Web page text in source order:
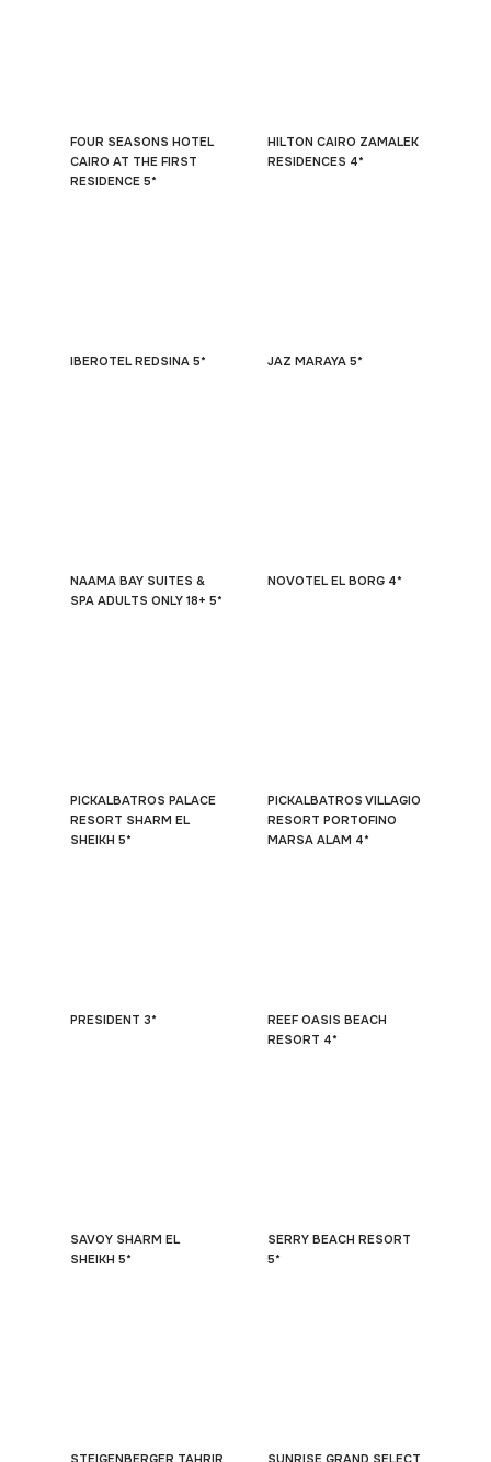
FOUR SEASONS HOTEL
CAIRO AT THE FIRST
RESIDENCE 5*
HILTON CAIRO ZAMALEK
RESIDENCES 4*
IBEROTEL REDSINA 5* JAZ MARAYA 5*
NAAMA BAY SUITES &
SPA ADULTS ONLY 18+ 5*
NOVOTEL EL BORG 4*
PICKALBATROS PALACE
RESORT SHARM EL
SHEIKH 5*
PICKALBATROS VILLAGIO
RESORT PORTOFINO
MARSA ALAM 4*
PRESIDENT 3*
REEF OASIS BEACH
RESORT 4*
SAVOY SHARM EL
SHEIKH 5*
SERRY BEACH RESORT
5*
STEIGENBERGER TAHRIR SUNRISE GRAND SELECT